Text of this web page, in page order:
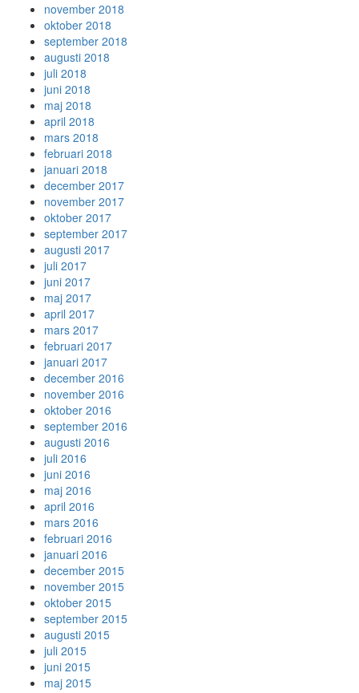
november 2018
oktober 2018
september 2018
augusti 2018
juli 2018
juni 2018
maj 2018
april 2018
mars 2018
februari 2018
januari 2018
december 2017
november 2017
oktober 2017
september 2017
augusti 2017
juli 2017
juni 2017
maj 2017
april 2017
mars 2017
februari 2017
januari 2017
december 2016
november 2016
oktober 2016
september 2016
augusti 2016
juli 2016
juni 2016
maj 2016
april 2016
mars 2016
februari 2016
januari 2016
december 2015
november 2015
oktober 2015
september 2015
augusti 2015
juli 2015
juni 2015
maj 2015